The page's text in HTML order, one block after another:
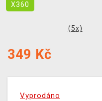
X360
(5x)
349 Kč
Vyprodáno